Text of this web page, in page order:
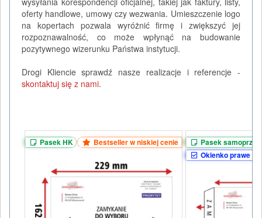
oferty handlowe, umowy czy wezwania. Umieszczenie logo
na kopertach pozwala wyróżnić firmę i zwiększyć jej
rozpoznawalność, co może wpłynąć na budowanie
pozytywnego wizerunku Państwa instytucji.
Drogi Kliencie sprawdź nasze realizacje i referencje -
skontaktuj się z nami.
Pasek HK Bestseller w niskiej cenie
Pasek
Okienko prawe